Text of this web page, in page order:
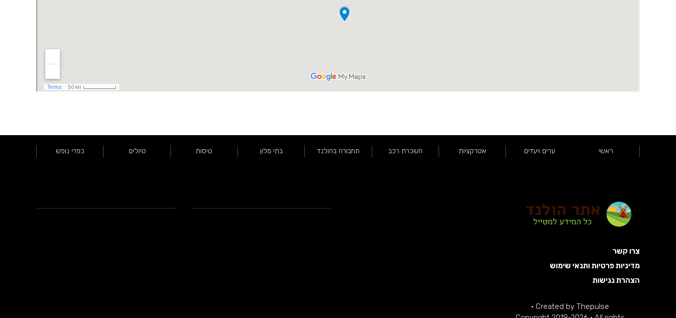
ראשי ערים ויעדים אטרקציות השכרת רכב תחבורה בהולנד בתי מלון טיסות טיולים כפרי נופש
צרו קשר
מדיניות פרטיות ותנאי שימוש
הצהרת נגישות
Created by Thepulse
·